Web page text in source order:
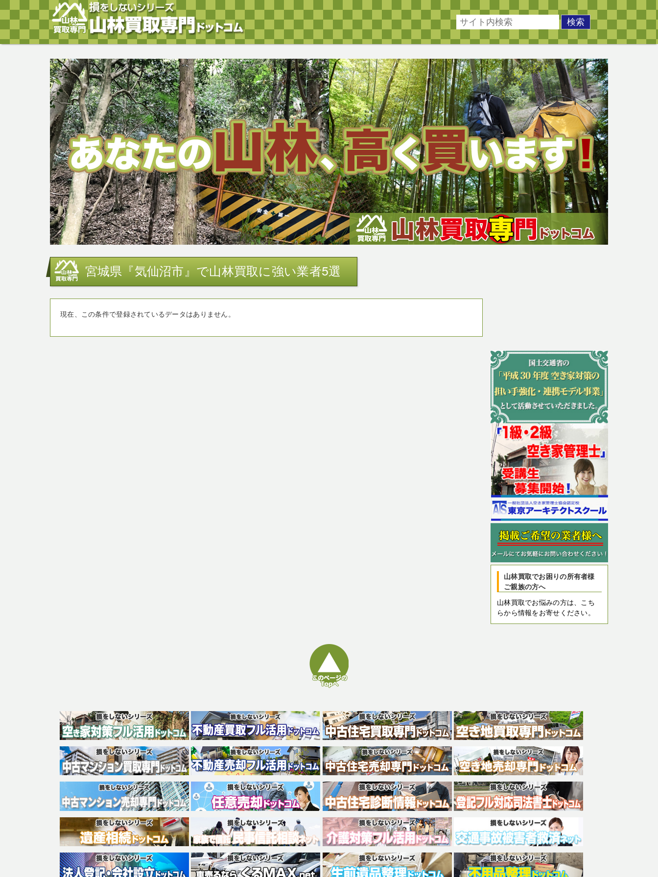
宮城県『気仙沼市』で山林買取に強い業者5選
現在、この条件で登録されているデータはありません。
山林買取でお困りの所有者様
ご親族の方へ
山林買取でお悩みの方は、こち
らから情報をお寄せください。